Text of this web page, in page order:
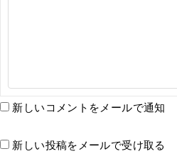
新しいコメントをメールで通知
新しい投稿をメールで受け取る